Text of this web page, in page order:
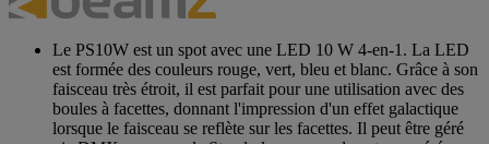
Le PS10W est un spot avec une LED 10 W 4-en-1. La LED
est formée des couleurs rouge, vert, bleu et blanc. Grâce à son
faisceau très étroit, il est parfait pour une utilisation avec des
boules à facettes, donnant l'impression d'un effet galactique
lorsque le faisceau se reflète sur les facettes. Il peut être géré